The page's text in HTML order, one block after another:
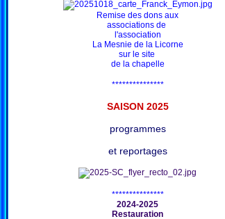
Remise des dons aux
associations de
l'association
La Mesnie de la Licorne
sur le site
de la chapelle
***************
SAISON 2025
programmes
et reportages
***************
2024-2025
Restauration